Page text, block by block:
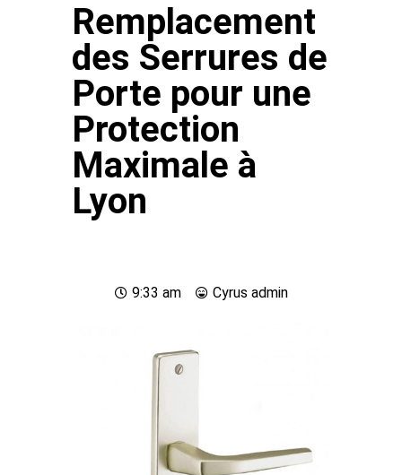
Remplacement
des Serrures de
Porte pour une
Protection
Maximale à
Lyon
9:33 am Cyrus admin